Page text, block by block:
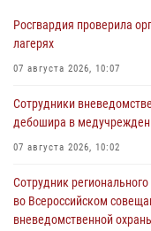
Росгвардия проверила
лагерях
07 августа 2026, 10:07
Сотрудники
дебошира в
07 августа 2026, 10:02
Сотрудник
во Всероссийском
вневедомственной